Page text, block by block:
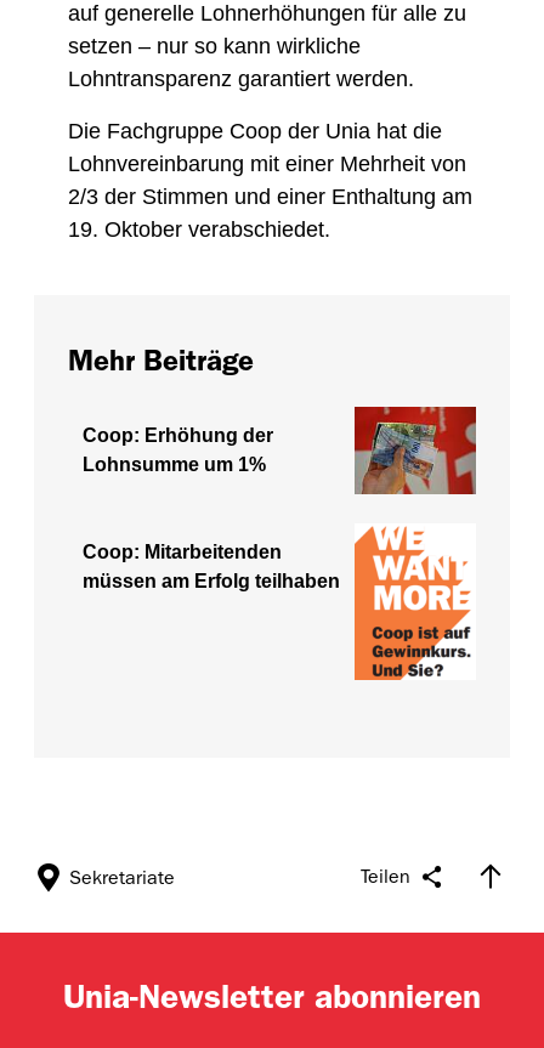
auf generelle Lohnerhöhungen für alle zu
setzen – nur so kann wirkliche
Lohntransparenz garantiert werden.
Die Fachgruppe Coop der Unia hat die
Lohnvereinbarung mit einer Mehrheit von
2/3 der Stimmen und einer Enthaltung am
19. Oktober verabschiedet.
Mehr Beiträge
Coop: Erhöhung der
Lohnsumme um 1%
Coop: Mitarbeitenden
müssen am Erfolg teilhaben
Teilen
Sekretariate
Unia-Newsletter abonnieren